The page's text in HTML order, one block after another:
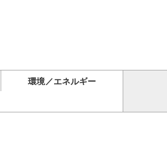
環境／エネルギー